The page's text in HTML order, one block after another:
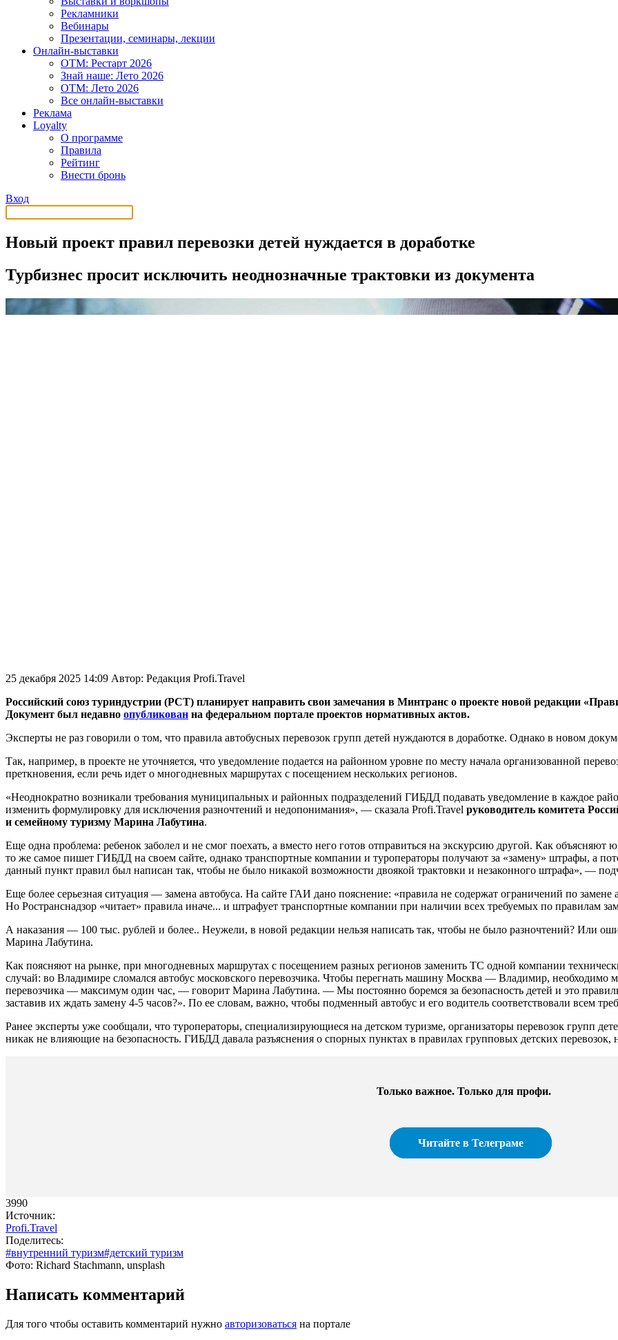
Рекламники
Вебинары
Презентации, семинары, лекции
Онлайн-выставки
OTM: Рестарт 2026
Знай наше: Лето 2026
OTM: Лето 2026
Все онлайн-выставки
Реклама
Loyalty
О программе
Правила
Рейтинг
Внести бронь
Вход
Новый проект правил перевозки детей нуждается в доработке
Турбизнес просит исключить неоднозначные трактовки из документа
25 декабря 2025 14:09 Автор: Редакция Profi.Travel
Российский союз туриндустрии (РСТ) планирует направить свои замечания в Минтранс о проекте новой редакции
Документ был недавно опубликован на федеральном портале проектов нормативных актов.
Эксперты не раз говорили о том, что правила автобусных перевозок групп детей нуждаются в доработке. Однако в новом
Так, например, в проекте не уточняется, что уведомление подается на районном уровне по месту начала организованной
преткновения, если речь идет о многодневных маршрутах с посещением нескольких регионов.
«Неоднократно возникали требования муниципальных и районных подразделений ГИБДД подавать уведомление в каждое
изменить формулировку для исключения разночтений и недопонимания», — сказала Profi.Travel руководитель комитета
и семейному туризму Марина Лабутина.
Еще одна проблема: ребенок заболел и не смог поехать, а вместо него готов отправиться на экскурсию другой. Как объясняют
то же самое пишет ГИБДД на своем сайте, однако транспортные компании и туроператоры получают за «замену» штрафы, а
данный пункт правил был написан так, чтобы не было никакой возможности двоякой трактовки и незаконного штрафа», —
Еще более серьезная ситуация — замена автобуса. На сайте ГАИ дано пояснение: «правила не содержат ограничений по
Но Ространснадзор «читает» правила иначе... и штрафует транспортные компании при наличии всех требуемых по правилам
А наказания — 100 тыс. рублей и более.. Неужели, в новой редакции нельзя написать так, чтобы не было разночтений? Или
Марина Лабутина.
Как поясняют на рынке, при многодневных маршрутах с посещением разных регионов заменить ТС одной компании
случай: во Владимире сломался автобус московского перевозчика. Чтобы перегнать машину Москва — Владимир, необходимо
перевозчика — максимум один час, — говорит Марина Лабутина. — Мы постоянно боремся за безопасность детей и это
заставив их ждать замену 4-5 часов?». По ее словам, важно, чтобы подменный автобус и его водитель соответствовали всем
Ранее эксперты уже сообщали, что туроператоры, специализирующиеся на детском туризме, организаторы перевозок групп
никак не влияющие на безопасность. ГИБДД давала разъяснения о спорных пунктах в правилах групповых детских
Только важное. Только для профи.
Читайте в Телеграме
3990
Источник:
Profi.Travel
Поделитесь:
#внутренний туризм#детский туризм
Фото: Richard Stachmann, unsplash
Написать комментарий
Для того чтобы оставить комментарий нужно авторизоваться на портале